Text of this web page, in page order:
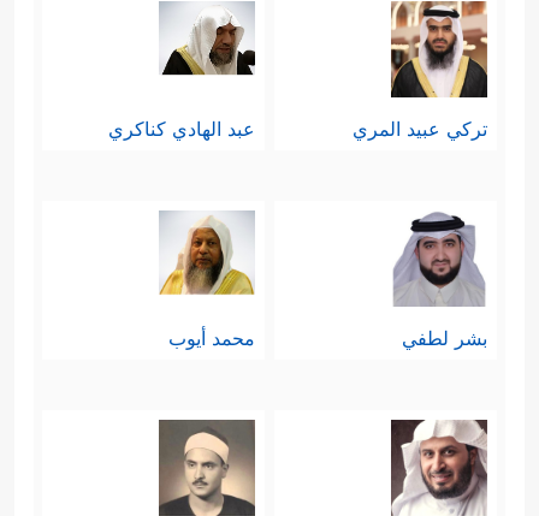
تركي عبيد المري عبد الهادي كناكري
بشر لطفي محمد أيوب